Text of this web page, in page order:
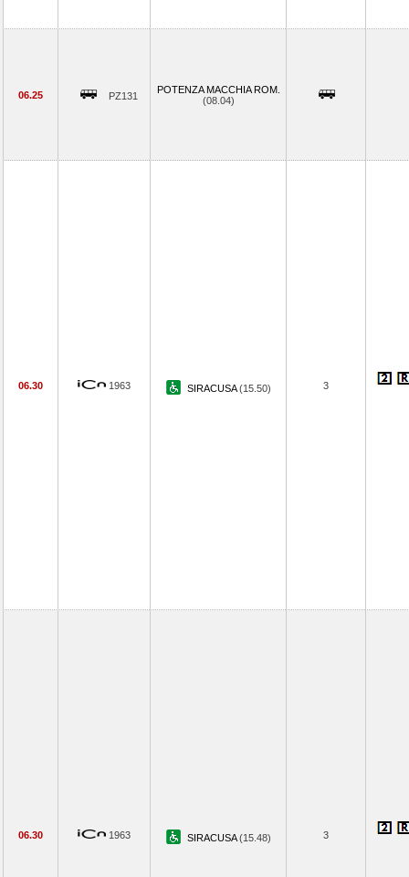
06.25 PZ131
POTENZA MACCHIA ROM.
(08.04)
06.30 1963 SIRACUSA(15.50) 3
06.30 1963 SIRACUSA(15.48) 3